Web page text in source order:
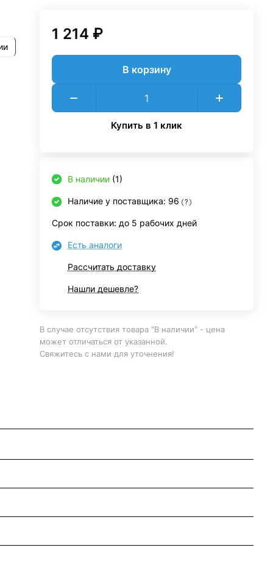
1 214 ₽
В корзину
Купить в 1 клик
В наличии (1)
Наличие у поставщика: 96 ?
Срок поставки: до 5 рабочих дней
Есть аналоги
Рассчитать доставку
Нашли дешевле?
В случае отсутствия товара "В наличии" - цена
может отличаться от указанной.
Свяжитесь с нами для уточнения!